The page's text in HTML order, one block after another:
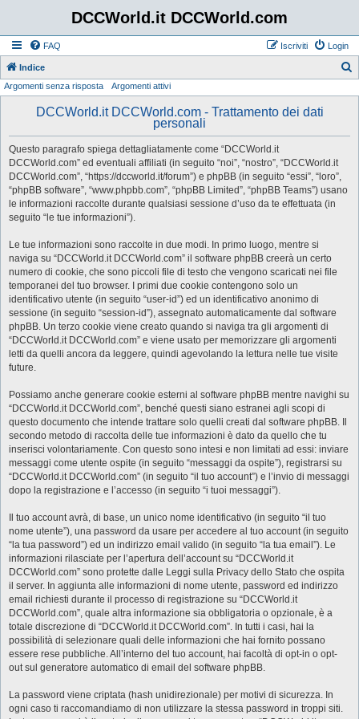
DCCWorld.it DCCWorld.com
FAQ Login
Iscriviti
Indice
Argomenti senza risposta Argomenti attivi
DCCWorld.it DCCWorld.com - Trattamento dei dati
personali
Questo paragrafo spiega dettagliatamente come “DCCWorld.it
DCCWorld.com” ed eventuali affiliati (in seguito “noi”, “nostro”, “DCCWorld.it
DCCWorld.com”, “https://dccworld.it/forum”) e phpBB (in seguito “essi”, “loro”,
“phpBB software”, “www.phpbb.com”, “phpBB Limited”, “phpBB Teams”) usano
le informazioni raccolte durante qualsiasi sessione d’uso da te effettuata (in
seguito “le tue informazioni”).
Le tue informazioni sono raccolte in due modi. In primo luogo, mentre si
naviga su “DCCWorld.it DCCWorld.com” il software phpBB creerà un certo
numero di cookie, che sono piccoli file di testo che vengono scaricati nei file
temporanei del tuo browser. I primi due cookie contengono solo un
identificativo utente (in seguito “user-id”) ed un identificativo anonimo di
sessione (in seguito “session-id”), assegnato automaticamente dal software
phpBB. Un terzo cookie viene creato quando si naviga tra gli argomenti di
“DCCWorld.it DCCWorld.com” e viene usato per memorizzare gli argomenti
letti da quelli ancora da leggere, quindi agevolando la lettura nelle tue visite
future.
Possiamo anche generare cookie esterni al software phpBB mentre navighi su
“DCCWorld.it DCCWorld.com”, benché questi siano estranei agli scopi di
questo documento che intende trattare solo quelli creati dal software phpBB. Il
secondo metodo di raccolta delle tue informazioni è dato da quello che tu
inserisci volontariamente. Con questo sono intesi e non limitati ad essi: inviare
messaggi come utente ospite (in seguito “messaggi da ospite”), registrarsi su
“DCCWorld.it DCCWorld.com” (in seguito “il tuo account”) e l’invio di messaggi
dopo la registrazione e l’accesso (in seguito “i tuoi messaggi”).
Il tuo account avrà, di base, un unico nome identificativo (in seguito “il tuo
nome utente”), una password da usare per accedere al tuo account (in seguito
“la tua password”) ed un indirizzo email valido (in seguito “la tua email”). Le
informazioni rilasciate per l’apertura dell’account su “DCCWorld.it
DCCWorld.com” sono protette dalle Leggi sulla Privacy dello Stato che ospita
il server. In aggiunta alle informazioni di nome utente, password ed indirizzo
email richiesti durante il processo di registrazione su “DCCWorld.it
DCCWorld.com”, quale altra informazione sia obbligatoria o opzionale, è a
totale discrezione di “DCCWorld.it DCCWorld.com”. In tutti i casi, hai la
possibilità di selezionare quali delle informazioni che hai fornito possano
essere rese pubbliche. All’interno del tuo account, hai facoltà di opt-in o opt-
out sul generatore automatico di email del software phpBB.
La password viene criptata (hash unidirezionale) per motivi di sicurezza. In
ogni caso ti raccomandiamo di non utilizzare la stessa password in troppi siti.